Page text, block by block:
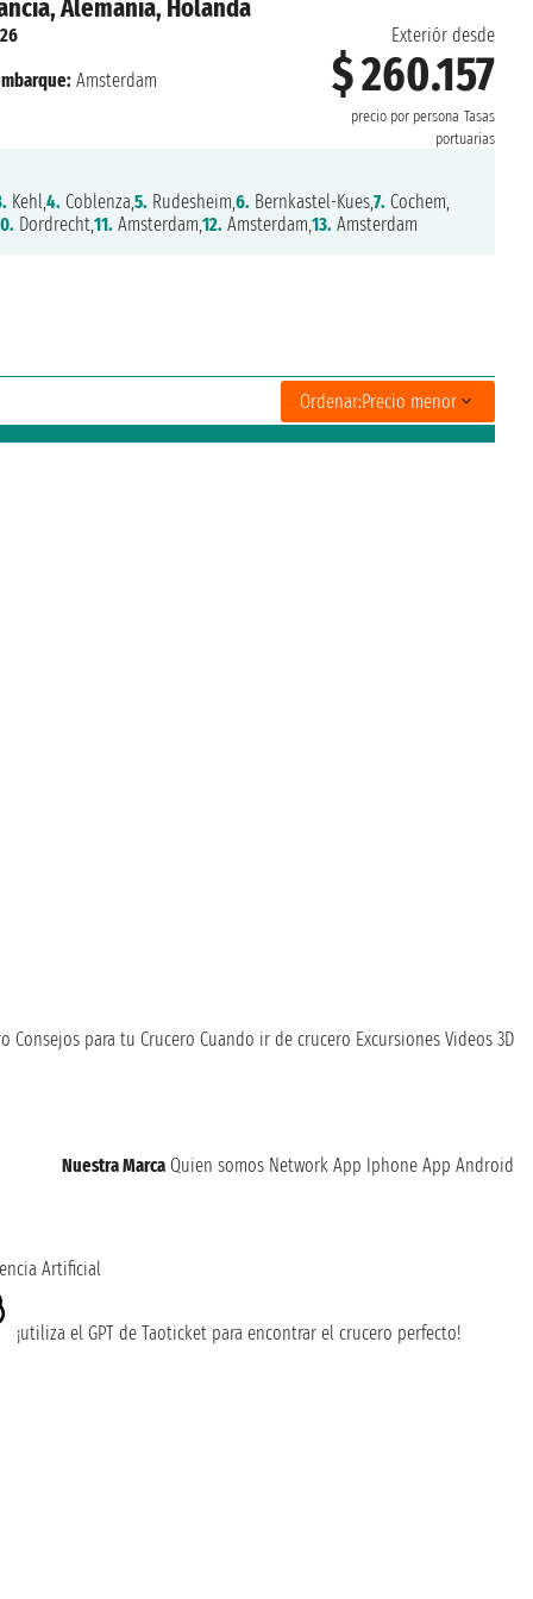
Alemania, Holanda
Exteriór desde
$ 260.157
precio por persona Tasas
portuarias
Amsterdam
Kehl,4. Coblenza,5. Rudesheim,6. Bernkastel-Kues,7. Cochem,
Dordrecht,11. Amsterdam,12. Amsterdam,13. Amsterdam
Ordenar:Precio menor
Consejos para tu Crucero Cuando ir de crucero Excursiones Videos 3D
Nuestra Marca Quien somos Network App Iphone App Android
Artificial
¡utiliza el GPT de Taoticket para encontrar el crucero perfecto!